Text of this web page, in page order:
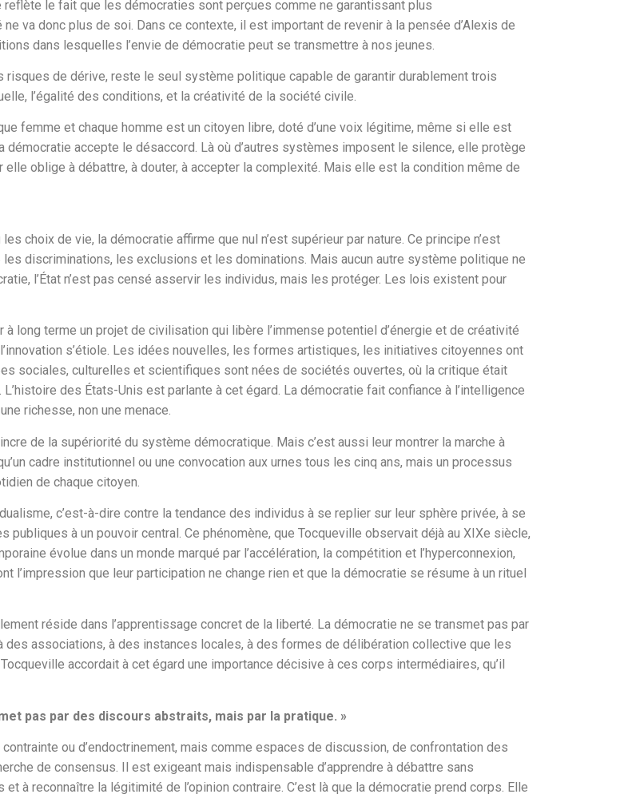
le fait que les démocraties sont perçues comme ne garantissant plus
va donc plus de soi. Dans ce contexte, il est important de revenir à la pensée d’Alexis de
dans lesquelles l’envie de démocratie peut se transmettre à nos jeunes.
de dérive, reste le seul système politique capable de garantir durablement trois
l’égalité des conditions, et la créativité de la société civile.
femme et chaque homme est un citoyen libre, doté d’une voix légitime, même si elle est
accepte le désaccord. Là où d’autres systèmes imposent le silence, elle protège
oblige à débattre, à douter, à accepter la complexité. Mais elle est la condition même de
choix de vie, la démocratie affirme que nul n’est supérieur par nature. Ce principe n’est
discriminations, les exclusions et les dominations. Mais aucun autre système politique ne
l’État n’est pas censé asservir les individus, mais les protéger. Les lois existent pour
long terme un projet de civilisation qui libère l’immense potentiel d’énergie et de créativité
s’étiole. Les idées nouvelles, les formes artistiques, les initiatives citoyennes ont
sociales, culturelles et scientifiques sont nées de sociétés ouvertes, où la critique était
des États-Unis est parlante à cet égard. La démocratie fait confiance à l’intelligence
richesse, non une menace.
de la supériorité du système démocratique. Mais c’est aussi leur montrer la marche à
cadre institutionnel ou une convocation aux urnes tous les cinq ans, mais un processus
de chaque citoyen.
c’est-à-dire contre la tendance des individus à se replier sur leur sphère privée, à se
à un pouvoir central. Ce phénomène, que Tocqueville observait déjà au XIXe siècle,
évolue dans un monde marqué par l’accélération, la compétition et l’hyperconnexion,
l’impression que leur participation ne change rien et que la démocratie se résume à un rituel
réside dans l’apprentissage concret de la liberté. La démocratie ne se transmet pas par
des associations, à des instances locales, à des formes de délibération collective que les
accordait à cet égard une importance décisive à ces corps intermédiaires, qu’il
pas par des discours abstraits, mais par la pratique. »
ou d’endoctrinement, mais comme espaces de discussion, de confrontation des
de consensus. Il est exigeant mais indispensable d’apprendre à débattre sans
à reconnaître la légitimité de l’opinion contraire. C’est là que la démocratie prend corps. Elle